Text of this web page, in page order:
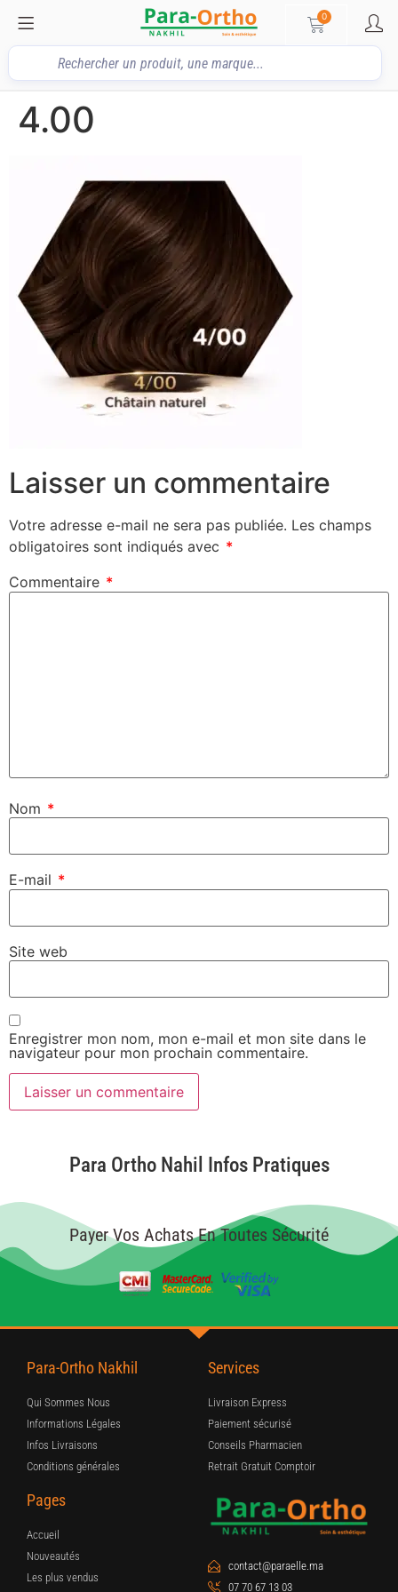
0
4.00
Laisser un commentaire
Votre adresse e-mail ne sera pas publiée. Les champs
obligatoires sont indiqués avec *
Commentaire *
Nom *
E-mail *
Site web
Enregistrer mon nom, mon e-mail et mon site dans le
navigateur pour mon prochain commentaire.
Para Ortho Nahil Infos Pratiques
Payer Vos Achats En Toutes Sécurité
Para-Ortho Nakhil
Qui Sommes Nous
Informations Légales
Infos Livraisons
Conditions générales
Services
Livraison Express
Paiement sécurisé
Conseils Pharmacien
Retrait Gratuit Comptoir
Pages
Accueil
Nouveautés
Les plus vendus
contact@paraelle.ma
07 70 67 13 03